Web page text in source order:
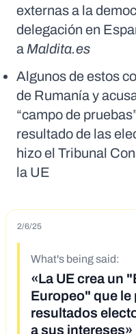
externas a la
delegación en
a Maldita.es
Algunos de estos
de Rumanía y
“campo de
resultado de las
hizo el Tribunal
la UE
2/6/25
What's being said:
«La UE crea un
Europeo" que le
resultados
a sus intereses»